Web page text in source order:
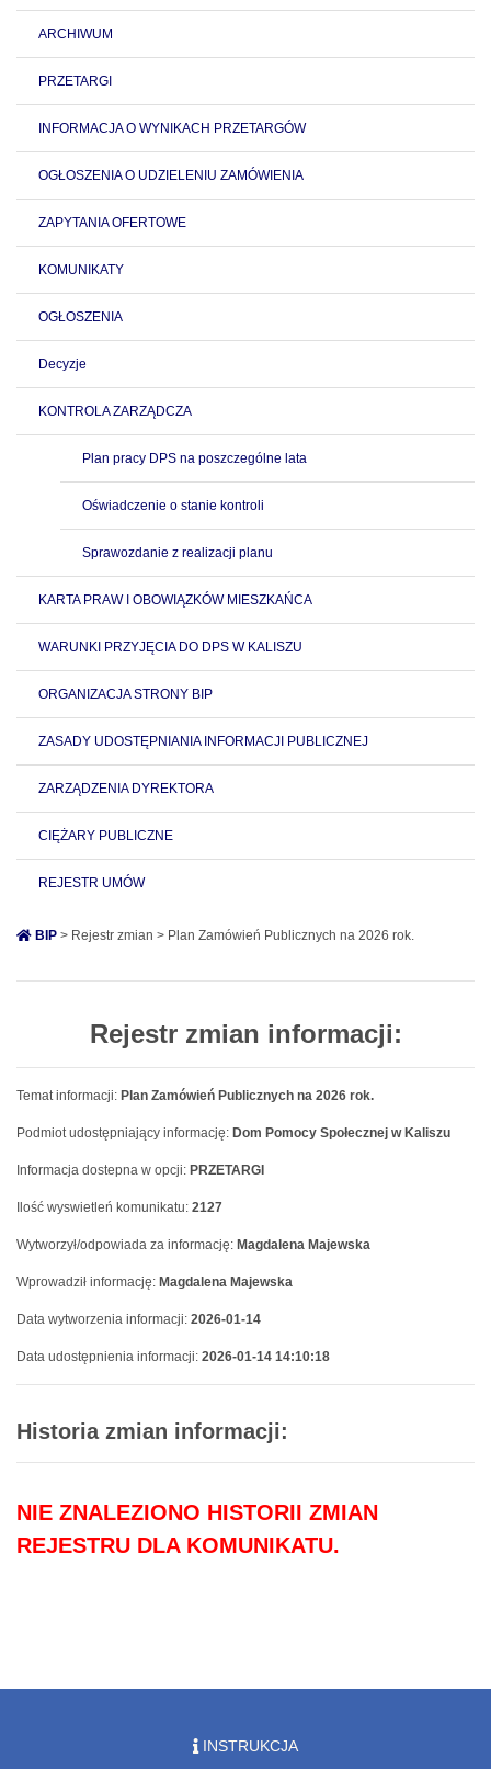
ARCHIWUM
PRZETARGI
INFORMACJA O WYNIKACH PRZETARGÓW
OGŁOSZENIA O UDZIELENIU ZAMÓWIENIA
ZAPYTANIA OFERTOWE
KOMUNIKATY
OGŁOSZENIA
Decyzje
KONTROLA ZARZĄDCZA
Plan pracy DPS na poszczególne lata
Oświadczenie o stanie kontroli
Sprawozdanie z realizacji planu
KARTA PRAW I OBOWIĄZKÓW MIESZKAŃCA
WARUNKI PRZYJĘCIA DO DPS W KALISZU
ORGANIZACJA STRONY BIP
ZASADY UDOSTĘPNIANIA INFORMACJI PUBLICZNEJ
ZARZĄDZENIA DYREKTORA
CIĘŻARY PUBLICZNE
REJESTR UMÓW
BIP > Rejestr zmian > Plan Zamówień Publicznych na 2026 rok.
Rejestr zmian informacji:
Temat informacji: Plan Zamówień Publicznych na 2026 rok.
Podmiot udostępniający informację: Dom Pomocy Społecznej w Kaliszu
Informacja dostepna w opcji: PRZETARGI
Ilość wyswietleń komunikatu: 2127
Wytworzył/odpowiada za informację: Magdalena Majewska
Wprowadził informację: Magdalena Majewska
Data wytworzenia informacji: 2026-01-14
Data udostępnienia informacji: 2026-01-14 14:10:18
Historia zmian informacji:
NIE ZNALEZIONO HISTORII ZMIAN
REJESTRU DLA KOMUNIKATU.
INSTRUKCJA